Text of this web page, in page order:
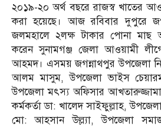
২০১৯-২০ অর্থ বছরে রাজস্ব খাতের
করা হয়েছে। আজ রবিবার দুপুরে
জলমহালে ২লক্ষ টাকার পোনা মাছ
করেন সুনামগঞ্জ জেলা আওয়ামী
আহমদ। এসময় জগন্নাথপুর উপজেলা
আলম মাসুম, উপজেলা ভাইস
উপজেলা মৎস্য অফিসার
কর্মকর্তা ডা: খালেদ সাইফুল্লাহ,
মো: আহসান উল্ল্যা, উপজেলা